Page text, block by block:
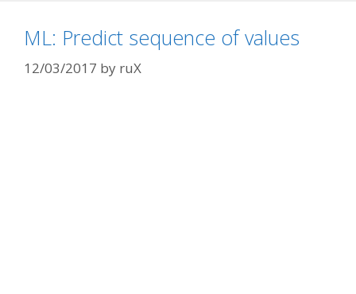
ML: Predict sequence of values
12/03/2017 by ruX